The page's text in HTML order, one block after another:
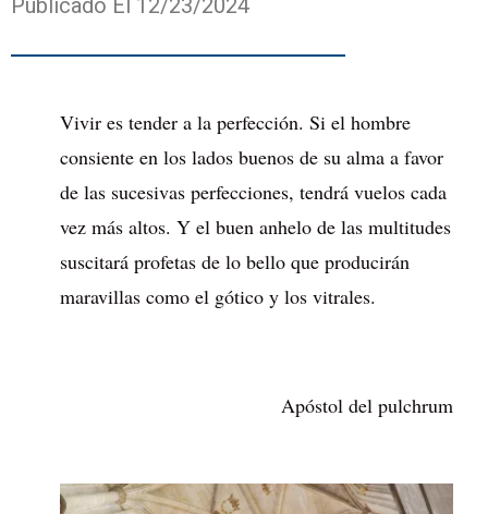
Vivir es tender a la perfección. Si el hombre
consiente en los lados buenos de su alma a favor
de las sucesivas perfecciones, tendrá vuelos cada
vez más altos. Y el buen anhelo de las multitudes
suscitará profetas de lo bello que producirán
maravillas como el gótico y los vitrales.
Apóstol del pulchrum